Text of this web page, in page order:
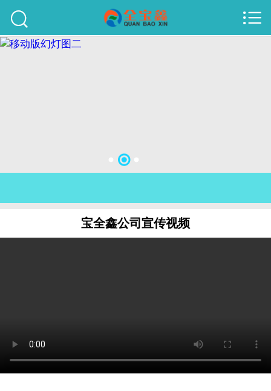
关于我们
联系我们
51La
XML地图


宝全鑫公司宣传视频